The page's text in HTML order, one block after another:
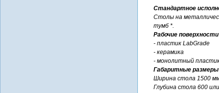
Стандартное
Столы на
тумб *.
Рабочие поверхности
- пластик LabGrade
- керамика
- монолитный
Габаритные размеры
Ширина стола 1500
Глубина стола 600